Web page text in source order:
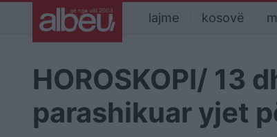
lajme kosovë
HOROSKOPI/ 13
parashikuar yjet